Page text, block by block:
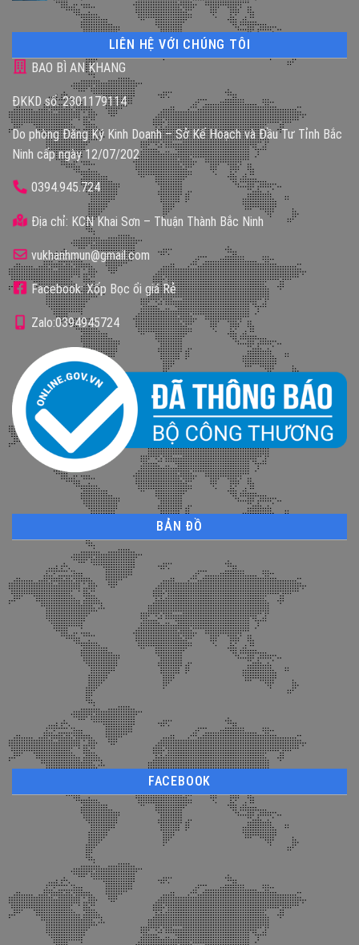
LIÊN HỆ VỚI CHÚNG TÔI
BAO BÌ AN KHANG
ĐKKD số: 2301179114
Do phòng Đăng Ký Kinh Doanh – Sở Kế Hoạch và Đầu Tư Tỉnh Bắc
Ninh cấp ngày 12/07/202
0394.945.724
Địa chỉ: KCN Khai Sơn – Thuận Thành Bắc Ninh
vukhanhmun@gmail.com
Facebook: Xốp Bọc ổi giá Rẻ
Zalo:0394945724
BẢN ĐỒ
FACEBOOK